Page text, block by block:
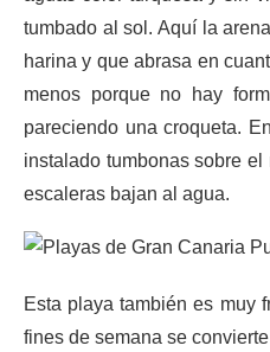
tumbado al sol. Aquí la
harina y que abrasa en
menos porque no hay
pareciendo una croqueta.
instalado tumbonas sobre
escaleras bajan al agua.
Esta playa también es muy
fines de semana se